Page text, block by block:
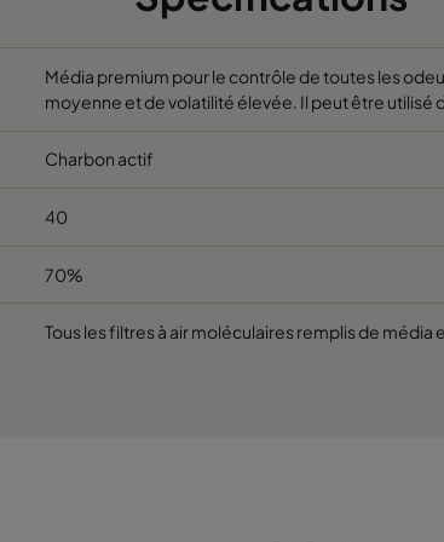
Média premium pour le contrôle de toutes les
moyenne et de volatilité élevée. Il peut être
Charbon actif
40
70%
Tous les filtres à air moléculaires remplis de média